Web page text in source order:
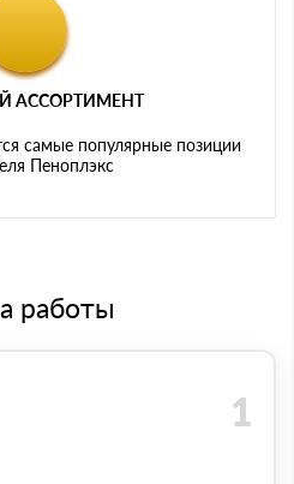
АССОРТИМЕНТ
самые популярные позиции
Пеноплэкс
работы